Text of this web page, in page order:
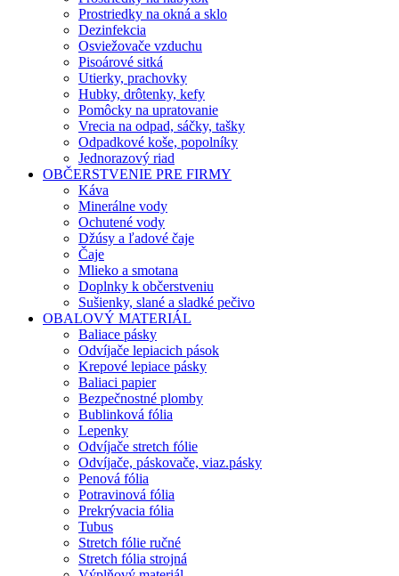
Prostriedky na okná a sklo
Dezinfekcia
Osviežovače vzduchu
Pisoárové sitká
Utierky, prachovky
Hubky, drôtenky, kefy
Pomôcky na upratovanie
Vrecia na odpad, sáčky, tašky
Odpadkové koše, popolníky
Jednorazový riad
OBČERSTVENIE PRE FIRMY
Káva
Minerálne vody
Ochutené vody
Džúsy a ľadové čaje
Čaje
Mlieko a smotana
Doplnky k občerstveniu
Sušienky, slané a sladké pečivo
OBALOVÝ MATERIÁL
Baliace pásky
Odvíjače lepiacich pások
Krepové lepiace pásky
Baliaci papier
Bezpečnostné plomby
Bublinková fólia
Lepenky
Odvíjače stretch fólie
Odvíjače, páskovače, viaz.pásky
Penová fólia
Potravinová fólia
Prekrývacia fólia
Tubus
Stretch fólie ručné
Stretch fólia strojná